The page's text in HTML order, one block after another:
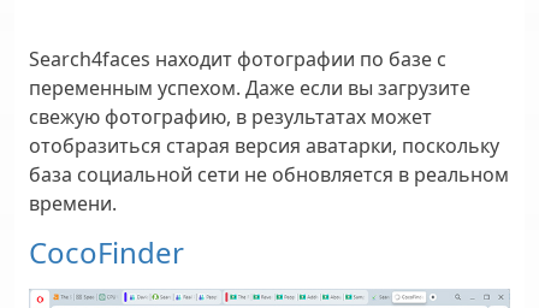
Search4faces находит фотографии по базе с
переменным успехом. Даже если вы загрузите
свежую фотографию, в результатах может
отобразиться старая версия аватарки, поскольку
база социальной сети не обновляется в реальном
времени.
CocoFinder